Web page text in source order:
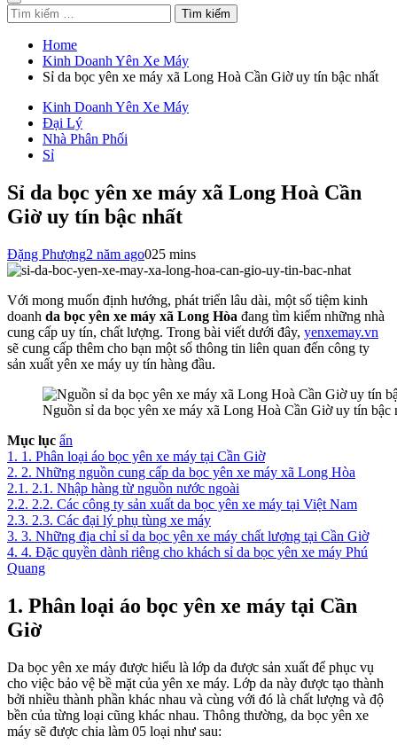
Tìm
kiếm
cho:
Home
Kinh Doanh Yên Xe Máy
Sỉ da bọc yên xe máy xã Long Hoà Cần Giờ uy tín bậc nhất
Kinh Doanh Yên Xe Máy
Đại Lý
Nhà Phân Phối
Sỉ
Sỉ da bọc yên xe máy xã Long Hoà Cần
Giờ uy tín bậc nhất
Đặng Phượng2 năm ago025 mins
Với mong muốn định hướng, phát triển lâu dài, một số tiệm kinh
doanh da bọc yên xe máy xã Long Hòa đang tìm kiếm những nhà
cung cấp uy tín, chất lượng. Trong bài viết dưới đây, yenxemay.vn
sẽ cung cấp thêm cho bạn một số thông tin liên quan đến công ty
sản xuất yên xe máy uy tín hàng đầu.
Nguồn sỉ da bọc yên xe máy xã Long Hoà Cần Giờ uy tín bậc
Mục lục ẩn
1. 1. Phân loại áo bọc yên xe máy tại Cần Giờ
2. 2. Những nguồn cung cấp da bọc yên xe máy xã Long Hòa
2.1. 2.1. Nhập hàng từ nguồn nước ngoài
2.2. 2.2. Các công ty sản xuất da bọc yên xe máy tại Việt Nam
2.3. 2.3. Các đại lý phụ tùng xe máy
3. 3. Những địa chỉ sỉ da bọc yên xe máy chất lượng tại Cần Giờ
4. 4. Đặc quyền dành riêng cho khách sỉ da bọc yên xe máy Phú
Quang
1. Phân loại áo bọc yên xe máy tại Cần
Giờ
Da bọc yên xe máy được hiểu là lớp da được sản xuất để phục vụ
cho việc bảo vệ bề mặt của yên xe máy. Lớp da này được tạo thành
bởi nhiều thành phần khác nhau và cùng với đó là chất lượng và độ
bền của từng loại cũng khác nhau. Thông thường, da bọc yên xe
máy sẽ được chia làm 05 loại như sau: